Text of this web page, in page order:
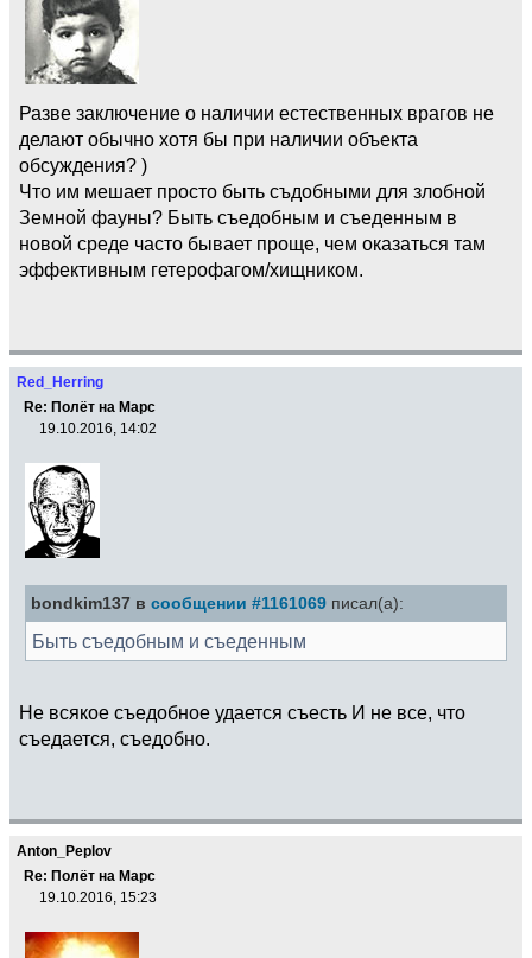
Разве заключение о наличии естественных врагов не
делают обычно хотя бы при наличии объекта
обсуждения? )
Что им мешает просто быть съдобными для злобной
Земной фауны? Быть съедобным и съеденным в
новой среде часто бывает проще, чем оказаться там
эффективным гетерофагом/хищником.
Red_Herring
Re: Полёт на Марс
19.10.2016, 14:02
bondkim137 в сообщении #1161069 писал(а):
Быть съедобным и съеденным
Не всякое съедобное удается съесть И не все, что
съедается, съедобно.
Anton_Peplov
Re: Полёт на Марс
19.10.2016, 15:23